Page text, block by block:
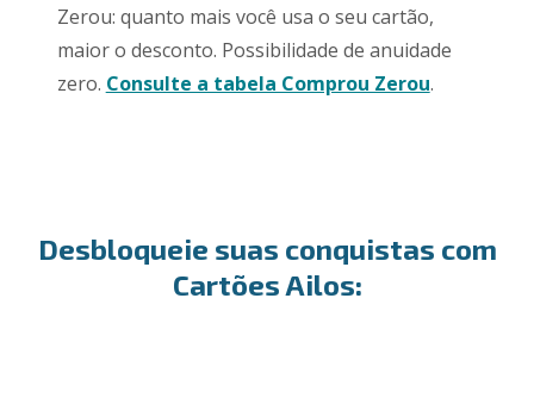
Zerou: quanto mais você usa o seu cartão,
maior o desconto. Possibilidade de anuidade
zero. Consulte a tabela Comprou Zerou.
Desbloqueie suas conquistas com
Cartões Ailos:​